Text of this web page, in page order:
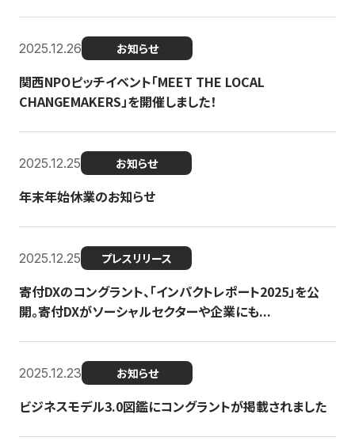
2025.12.26 お知らせ
関西NPOピッチイベント「MEET THE LOCAL
CHANGEMAKERS」を開催しました！
2025.12.25 お知らせ
年末年始休業のお知らせ
2025.12.25 プレスリリース
寄付DXのコングラント、「インパクトレポート2025」を公
開。寄付DXがソーシャルセクターや企業にも...
2025.12.23 お知らせ
ビジネスモデル3.0図鑑にコングラントが掲載されました